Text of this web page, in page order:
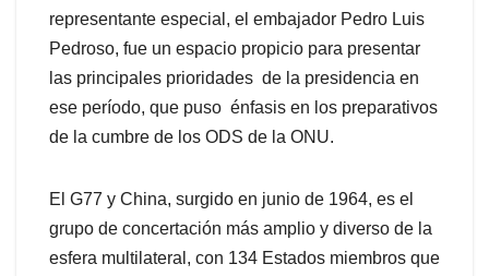
representante especial, el embajador Pedro Luis
Pedroso, fue un espacio propicio para presentar
las principales prioridades de la presidencia en
ese período, que puso énfasis en los preparativos
de la cumbre de los ODS de la ONU.
El G77 y China, surgido en junio de 1964, es el
grupo de concertación más amplio y diverso de la
esfera multilateral, con 134 Estados miembros que